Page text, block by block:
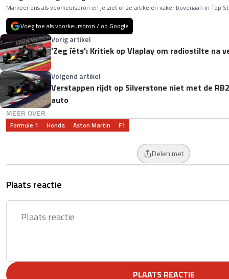
Markeer ons als voorkeursbron en je ziet onze artikelen vaker bovenaan in Top
Voeg toe als voorkeursbron / op Google
Vorig artikel
'Zeg íéts': Kritiek op VIaplay om radiostilte na
Volgend artikel
Verstappen rijdt op Silverstone niet met de
auto
MEER OVER
Formule 1 Honda Aston Martin F1
Delen met
Plaats reactie
PLAATS REACTIE